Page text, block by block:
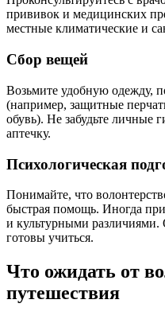
прививок и медицинских
местные климатические и
Сбор вещей
Возьмите удобную одежду,
(например, защитные
обувь). Не забудьте личные
аптечку.
Психологическая
Понимайте, что
быстрая помощь. Иногда
и культурными различиями.
готовы учиться.
Что ожидать от
путешествия